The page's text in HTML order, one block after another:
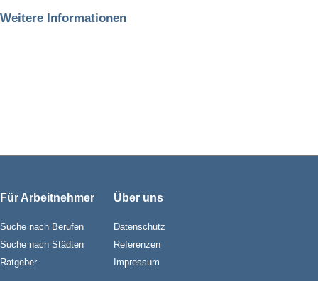
Weitere Informationen
Für Arbeitnehmer
Suche nach Berufen
Suche nach Städten
Ratgeber
Über uns
Datenschutz
Referenzen
Impressum